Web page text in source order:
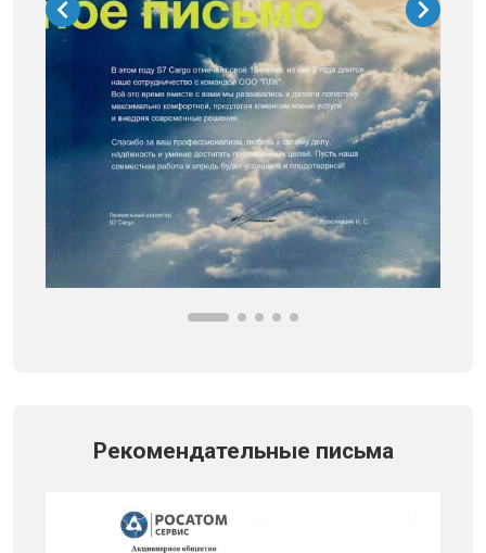
Рекомендательные письма